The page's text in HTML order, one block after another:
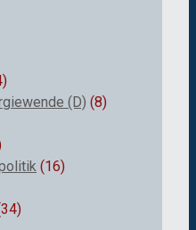
(D) (8)
(16)